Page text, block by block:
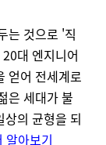
는 것으로 '직
대 엔지니어
얻어 전세계로
은 세대가 불
의 균형을 되
알아보기